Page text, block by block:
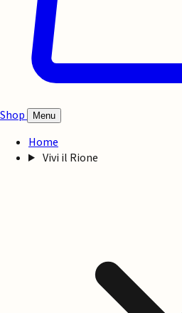
Shop Menu
Home
Vivi il Rione